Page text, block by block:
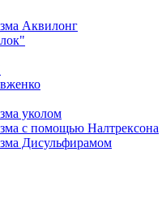
Аквилонг
уколом
с помощью Налтрексона
Дисульфирамом